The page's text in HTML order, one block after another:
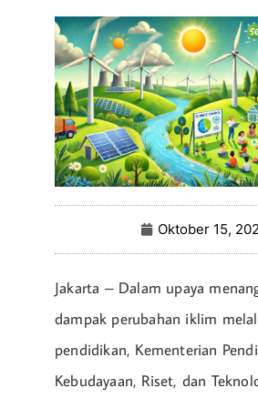
Oktober 15,
Jakarta – Dalam upaya
dampak perubahan iklim
pendidikan, Kementerian
Kebudayaan, Riset, dan